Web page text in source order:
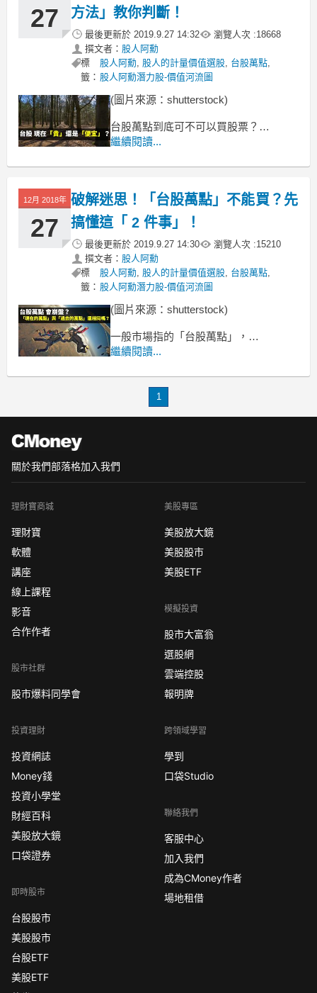
27
方法」教你判斷！
最後更新於 2019.9.27 14:32 瀏覽人次 :18668
撰文者： 股人阿勳
標
籤：
股人阿勳, 股人的計量價值選股, 台股萬點,
股人阿勳潛力股-價值河流圖
(圖片來源：shutterstock)
台股萬點到底可不可以買股票？
延續上一篇談到的：先搞懂台股萬點的
不可以買股票？」
繼續閱讀...
12月 2018年
27
破解迷思！「台股萬點」不能買？先
搞懂這「 2 件事」！
最後更新於 2019.9.27 14:30 瀏覽人次 :15210
撰文者： 股人阿勳
標
籤：
股人阿勳, 股人的計量價值選股, 台股萬點,
股人阿勳潛力股-價值河流圖
(圖片來源：shutterstock)
一般市場指的「台股萬點」，
其實是指大盤指數，達到萬點，
那什麼是加權指數?，
繼續閱讀...
1
關於我們部落格加入我們
理財寶商城
理財寶
軟體
講座
線上課程
影音
合作作者
股市社群
股市爆料同學會
投資理財
投資網誌
Money錢
投資小學堂
財經百科
美股放大鏡
口袋證券
即時股市
台股股市
美股股市
台股ETF
美股ETF
美股專區
美股放大鏡
美股股市
美股ETF
模擬投資
股市大富翁
選股網
雲端控股
報明牌
跨領域學習
學到
口袋Studio
聯絡我們
客服中心
加入我們
成為CMoney作者
場地租借